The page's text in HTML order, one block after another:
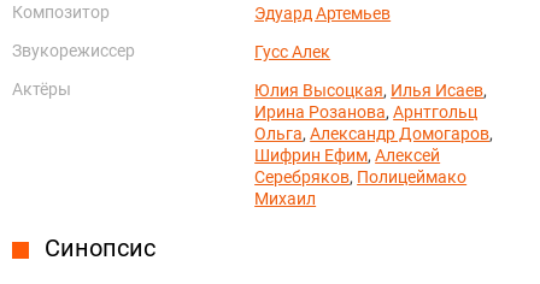
Композитор
Эдуард Артемьев
Звукорежиссер
Гусс Алек
Актёры
Юлия Высоцкая, Илья Исаев,
Ирина Розанова,Арнтгольц
Ольга,Александр Домогаров,
Шифрин Ефим,Алексей
Серебряков, Полицеймако
Михаил
Синопсис